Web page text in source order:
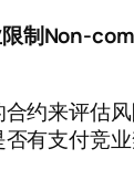
制Non-
约来评估
有支付竞